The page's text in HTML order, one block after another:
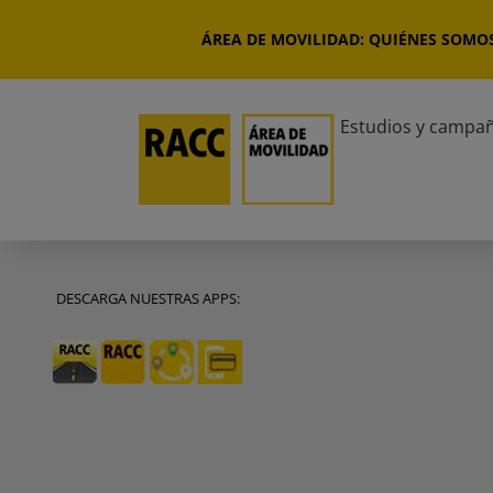
ÁREA DE MOVILIDAD: QUIÉNES
Estudios y
DESCARGA NUESTRAS APPS: